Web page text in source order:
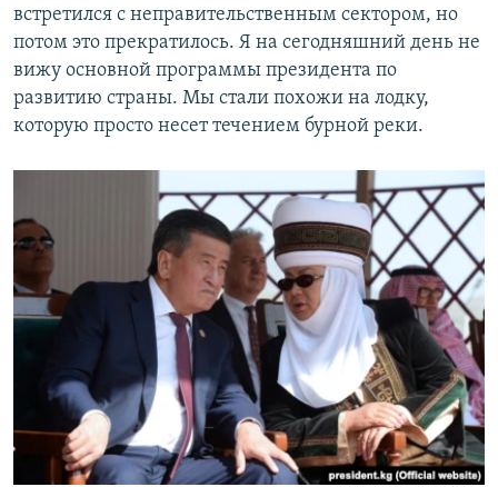
встретился с неправительственным сектором, но
потом это прекратилось. Я на сегодняшний день не
вижу основной программы президента по
развитию страны. Мы стали похожи на лодку,
которую просто несет течением бурной реки.